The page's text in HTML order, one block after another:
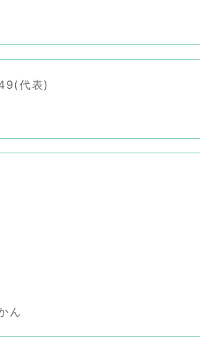
代表)
ん